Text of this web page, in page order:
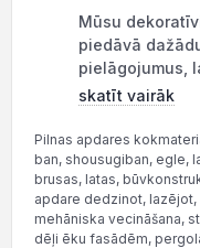
Mūsu
piedāvā
pielāgojumus,
skatīt vairāk
Pilnas apdares
ban, shousugiban, egle,
brusas, latas,
apdare dedzinot,
mehāniska vecināšana,
dēļi ēku fasādēm,